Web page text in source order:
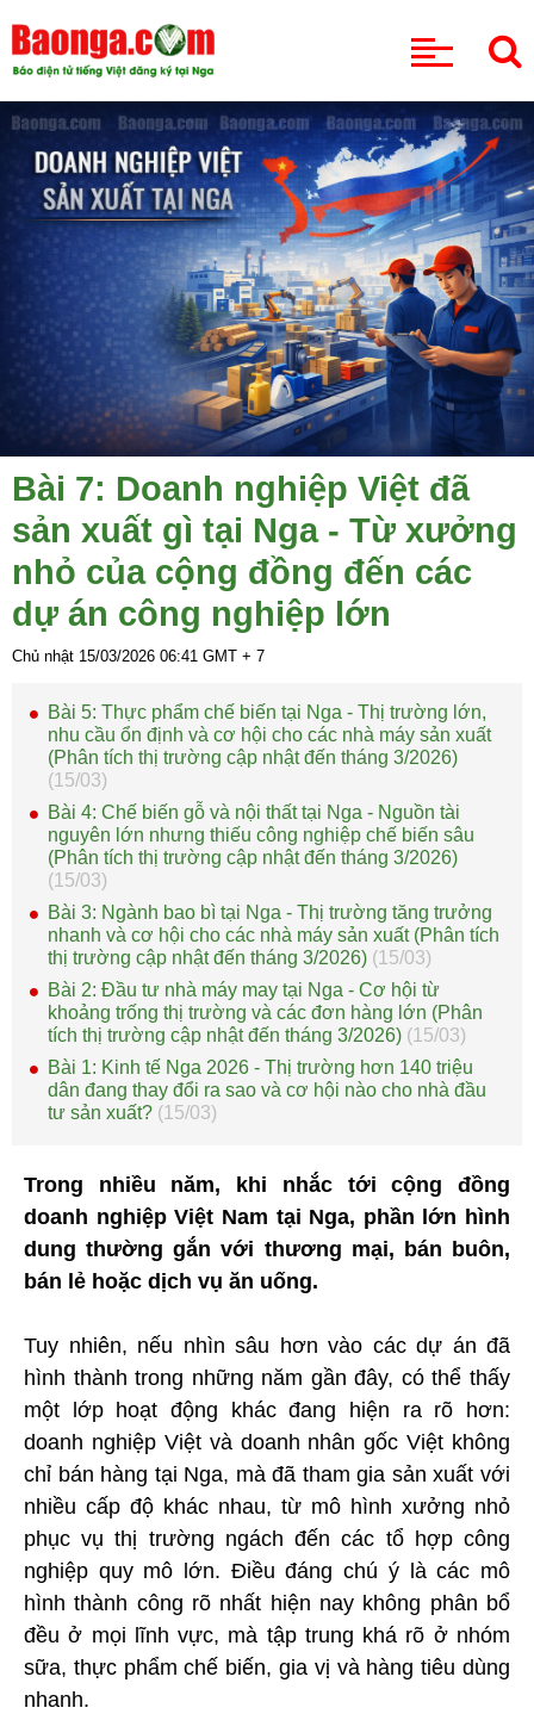
Bài 7: Doanh nghiệp Việt đã
sản xuất gì tại Nga - Từ xưởng
nhỏ của cộng đồng đến các
dự án công nghiệp lớn
Chủ nhật 15/03/2026 06:41 GMT + 7
Bài 5: Thực phẩm chế biến tại Nga - Thị trường lớn,
nhu cầu ổn định và cơ hội cho các nhà máy sản xuất
(Phân tích thị trường cập nhật đến tháng 3/2026)
(15/03)
Bài 4: Chế biến gỗ và nội thất tại Nga - Nguồn tài
nguyên lớn nhưng thiếu công nghiệp chế biến sâu
(Phân tích thị trường cập nhật đến tháng 3/2026)
(15/03)
Bài 3: Ngành bao bì tại Nga - Thị trường tăng trưởng
nhanh và cơ hội cho các nhà máy sản xuất (Phân tích
thị trường cập nhật đến tháng 3/2026) (15/03)
Bài 2: Đầu tư nhà máy may tại Nga - Cơ hội từ
khoảng trống thị trường và các đơn hàng lớn (Phân
tích thị trường cập nhật đến tháng 3/2026) (15/03)
Bài 1: Kinh tế Nga 2026 - Thị trường hơn 140 triệu
dân đang thay đổi ra sao và cơ hội nào cho nhà đầu
tư sản xuất? (15/03)
Trong nhiều năm, khi nhắc tới cộng đồng
doanh nghiệp Việt Nam tại Nga, phần lớn hình
dung thường gắn với thương mại, bán buôn,
bán lẻ hoặc dịch vụ ăn uống.
Tuy nhiên, nếu nhìn sâu hơn vào các dự án đã
hình thành trong những năm gần đây, có thể thấy
một lớp hoạt động khác đang hiện ra rõ hơn:
doanh nghiệp Việt và doanh nhân gốc Việt không
chỉ bán hàng tại Nga, mà đã tham gia sản xuất với
nhiều cấp độ khác nhau, từ mô hình xưởng nhỏ
phục vụ thị trường ngách đến các tổ hợp công
nghiệp quy mô lớn. Điều đáng chú ý là các mô
hình thành công rõ nhất hiện nay không phân bổ
đều ở mọi lĩnh vực, mà tập trung khá rõ ở nhóm
sữa, thực phẩm chế biến, gia vị và hàng tiêu dùng
nhanh.